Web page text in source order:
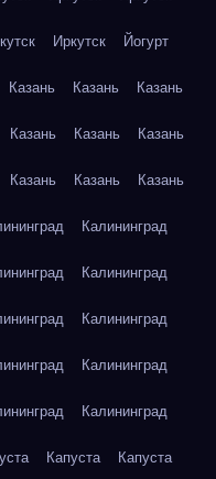
Иркутск Йогурт
Казань Казань Казань
Казань Казань Казань
Казань Казань Казань
Калининград
Калининград
Калининград
Калининград
Калининград
Капуста Капуста